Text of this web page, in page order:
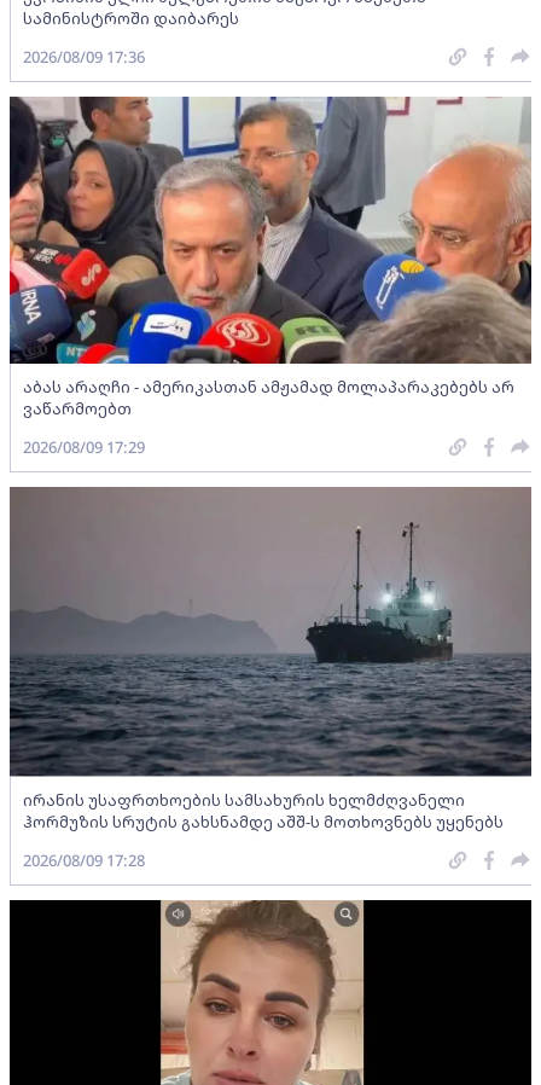
სამინისტროში დაიბარეს
2026/08/09 17:36
აბას არაღჩი - ამერიკასთან ამჟამად მოლაპარაკებებს არ
ვაწარმოებთ
2026/08/09 17:29
ირანის უსაფრთხოების სამსახურის ხელმძღვანელი
ჰორმუზის სრუტის გახსნამდე აშშ-ს მოთხოვნებს უყენებს
2026/08/09 17:28